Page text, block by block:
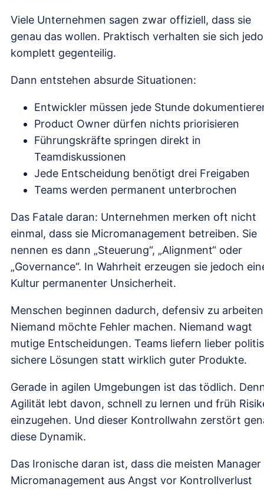
Viele Unternehmen sagen zwar offiziell, dass sie
genau das wollen. Praktisch verhalten sie sich
komplett gegenteilig.
Dann entstehen absurde Situationen:
Entwickler müssen jede Stunde
Product Owner dürfen nichts priorisieren
Führungskräfte springen direkt in
Teamdiskussionen
Jede Entscheidung benötigt drei Freigaben
Teams werden permanent unterbrochen
Das Fatale daran: Unternehmen merken oft nicht
einmal, dass sie Micromanagement betreiben. Sie
nennen es dann „Steuerung“, „Alignment“ oder
„Governance“. In Wahrheit erzeugen sie jedoch
Kultur permanenter Unsicherheit.
Menschen beginnen dadurch, defensiv zu
Niemand möchte Fehler machen. Niemand wagt
mutige Entscheidungen. Teams liefern lieber
sichere Lösungen statt wirklich guter Produkte.
Gerade in agilen Umgebungen ist das tödlich.
Agilität lebt davon, schnell zu lernen und früh
einzugehen. Und dieser Kontrollwahn zerstört
diese Dynamik.
Das Ironische daran ist, dass die meisten Manager
Micromanagement aus Angst vor Kontrollverlust